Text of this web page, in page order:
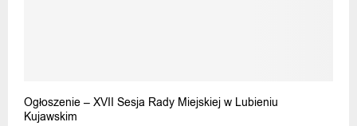
Ogłoszenie – XVII Sesja Rady Miejskiej w Lubieniu
Kujawskim